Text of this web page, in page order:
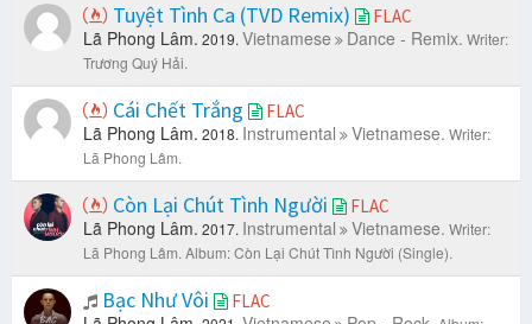
Tuyệt Tình Ca (TVD Remix) FLAC
Lã Phong Lâm. 2019. Vietnamese Dance - Remix. Writer:
Trương Quý Hải.
Cái Chết Trắng FLAC
Lã Phong Lâm. 2018. Instrumental Vietnamese. Writer:
Lã Phong Lâm.
Còn Lại Chút Tình Người FLAC
Lã Phong Lâm. 2017. Instrumental Vietnamese. Writer:
Lã Phong Lâm. Album: Còn Lại Chút Tình Người (Single).
Bạc Như Vôi FLAC